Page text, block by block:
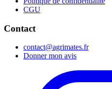
CGU
Contact
contact@agrimates.fr
Donner mon avis